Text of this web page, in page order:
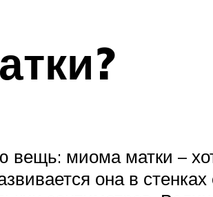
миома матки –
она в